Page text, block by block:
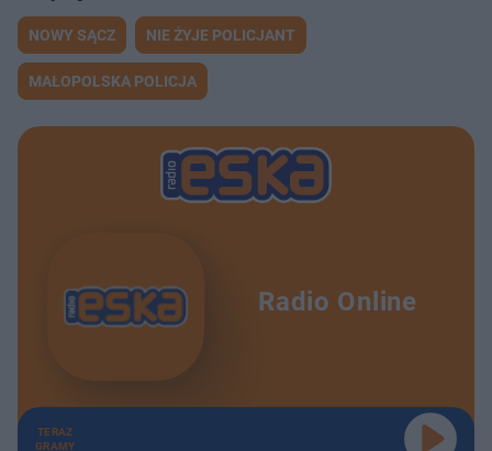
NOWY SĄCZ NIE ŻYJE POLICJANT
MAŁOPOLSKA POLICJA
Radio Online
TERAZ
GRAMY